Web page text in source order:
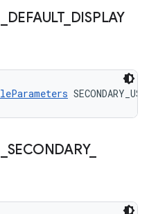
DEFAULT_ DISPLAY
SECONDARY_